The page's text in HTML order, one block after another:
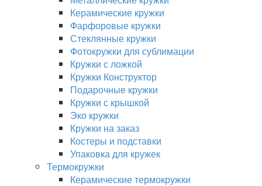
Керамические кружки
Фарфоровые кружки
Стеклянные кружки
Фотокружки для сублимации
Кружки с ложкой
Кружки Конструктор
Подарочные кружки
Кружки с крышкой
Эко кружки
Кружки на заказ
Костеры и подставки
Упаковка для кружек
Термокружки
Керамические термокружки